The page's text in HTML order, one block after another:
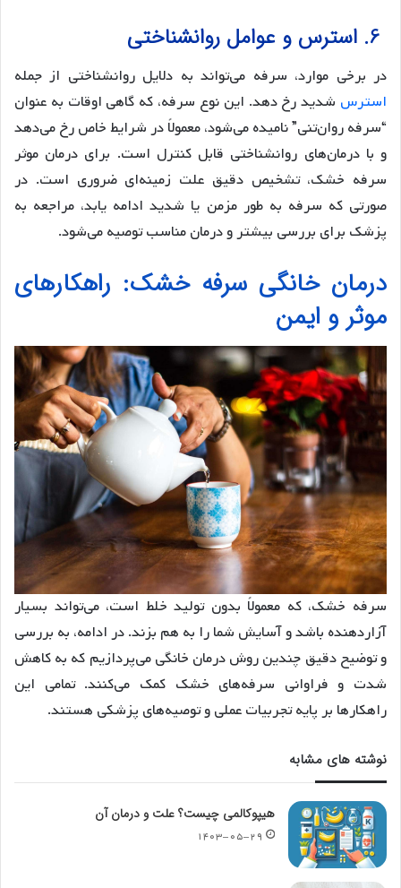
در برخی موارد، سرفه می‌تواند به دلایل روانشناختی از جمله
استرس شدید رخ دهد. این نوع سرفه، که گاهی اوقات به عنوان
“سرفه روان‌تنی” نامیده می‌شود، معمولاً در شرایط خاص رخ می‌دهد
و با درمان‌های روانشناختی قابل کنترل است. برای درمان موثر
سرفه خشک، تشخیص دقیق علت زمینه‌ای ضروری است. در
صورتی که سرفه به طور مزمن یا شدید ادامه یابد، مراجعه به
پزشک برای بررسی بیشتر و درمان مناسب توصیه می‌شود.
درمان خانگی سرفه خشک: راهکارهای
موثر و ایمن
سرفه خشک، که معمولاً بدون تولید خلط است، می‌تواند بسیار
آزاردهنده باشد و آسایش شما را به هم بزند. در ادامه، به بررسی
و توضیح دقیق چندین روش درمان خانگی می‌پردازیم که به کاهش
شدت و فراوانی سرفه‌های خشک کمک می‌کنند. تمامی این
راهکارها بر پایه تجربیات عملی و توصیه‌های پزشکی هستند.
نوشته های مشابه
هیپوکالمی چیست؟ علت و درمان آن
۱۴۰۳-۰۵-۲۹